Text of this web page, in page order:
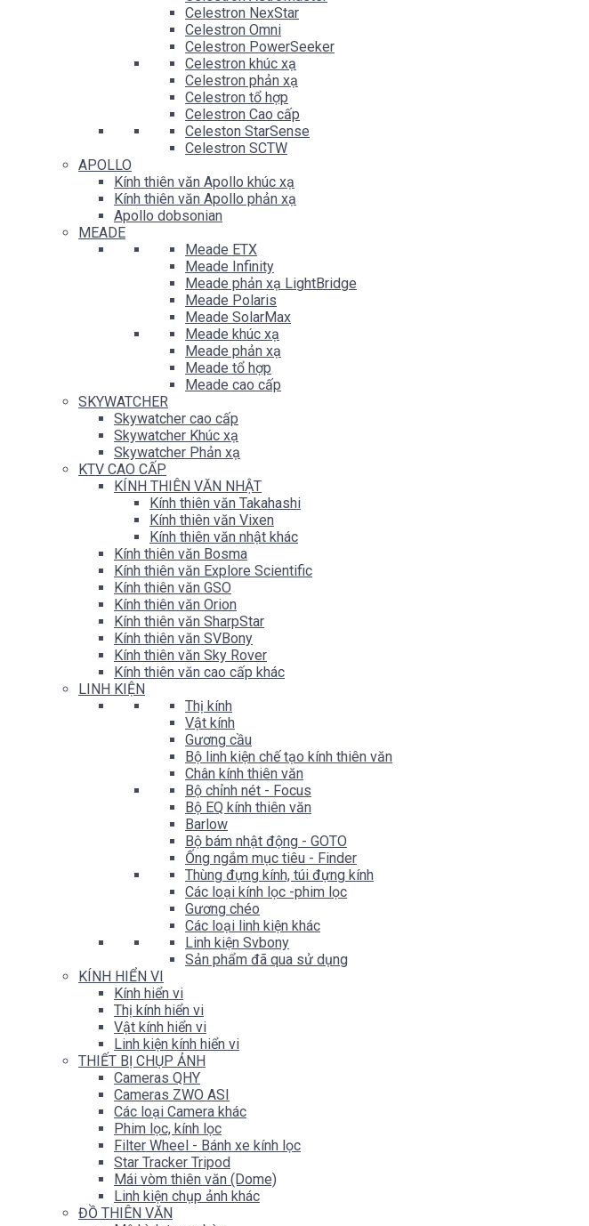
Celestron NexStar
Celestron Omni
Celestron PowerSeeker
Celestron khúc xạ
Celestron phản xạ
Celestron tổ hợp
Celestron Cao cấp
Celeston StarSense
Celestron SCTW
APOLLO
Kính thiên văn Apollo khúc xạ
Kính thiên văn Apollo phản xạ
Apollo dobsonian
MEADE
Meade ETX
Meade Infinity
Meade phản xạ LightBridge
Meade Polaris
Meade SolarMax
Meade khúc xạ
Meade phản xạ
Meade tổ hợp
Meade cao cấp
SKYWATCHER
Skywatcher cao cấp
Skywatcher Khúc xạ
Skywatcher Phản xạ
KTV CAO CẤP
KÍNH THIÊN VĂN NHẬT
Kính thiên văn Takahashi
Kính thiên văn Vixen
Kính thiên văn nhật khác
Kính thiên văn Bosma
Kính thiên văn Explore Scientific
Kính thiên văn GSO
Kính thiên văn Orion
Kính thiên văn SharpStar
Kính thiên văn SVBony
Kính thiên văn Sky Rover
Kính thiên văn cao cấp khác
LINH KIỆN
Thị kính
Vật kính
Gương cầu
Bộ linh kiện chế tạo kính thiên văn
Chân kính thiên văn
Bộ chỉnh nét - Focus
Bộ EQ kính thiên văn
Barlow
Bộ bám nhật động - GOTO
Ống ngắm mục tiêu - Finder
Thùng đựng kính, túi đựng kính
Các loại kính lọc -phim lọc
Gương chéo
Các loại linh kiện khác
Linh kiện Svbony
Sản phẩm đã qua sử dụng
KÍNH HIỂN VI
Kính hiển vi
Thị kính hiển vi
Vật kính hiển vi
Linh kiện kính hiển vi
THIẾT BỊ CHỤP ẢNH
Cameras QHY
Cameras ZWO ASI
Các loại Camera khác
Phim lọc, kính lọc
Filter Wheel - Bánh xe kính lọc
Star Tracker Tripod
Mái vòm thiên văn (Dome)
Linh kiện chụp ảnh khác
ĐỒ THIÊN VĂN